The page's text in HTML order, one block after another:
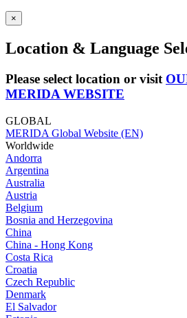
×
Location & Language
Please select location or visit
MERIDA WEBSITE
GLOBAL
MERIDA Global Website (EN)
Worldwide
Andorra
Argentina
Australia
Austria
Belgium
Bosnia and Herzegovina
China
China - Hong Kong
Costa Rica
Croatia
Czech Republic
Denmark
El Salvador